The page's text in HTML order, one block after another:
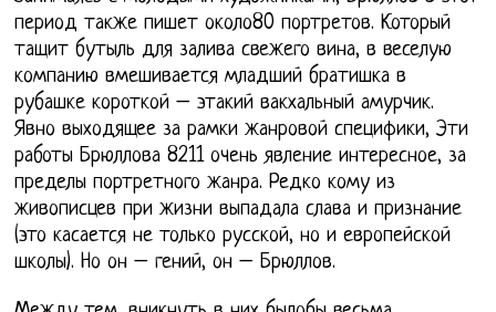
период также пишет около80 портретов. Который
тащит бутыль для залива свежего вина, в веселую
компанию вмешивается младший братишка в
рубашке короткой – этакий вакхальный амурчик.
Явно выходящее за рамки жанровой специфики, Эти
работы Брюллова 8211 очень явление интересное, за
пределы портретного жанра. Редко кому из
живописцев при жизни выпадала слава и признание
(это касается не только русской, но и европейской
школы). Но он – гений, он – Брюллов.